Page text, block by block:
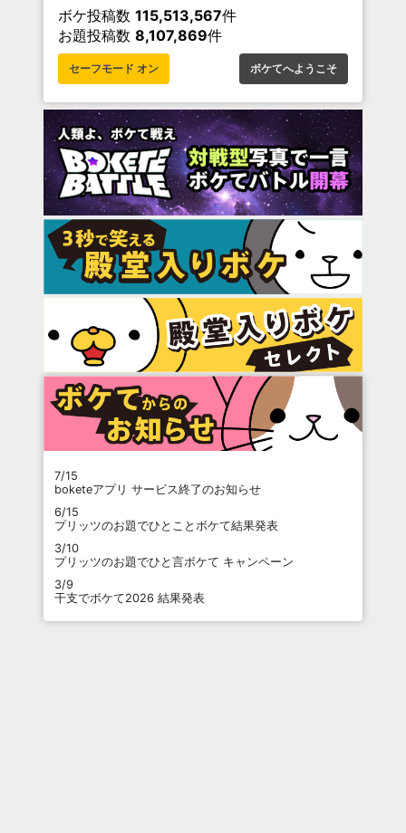
ボケ投稿数 115,513,567件
お題投稿数 8,107,869件
セーフモード オン ボケてへようこそ
7/15
boketeアプリ サービス終了のお知らせ
6/15
プリッツのお題でひとことボケて結果発表
3/10
プリッツのお題でひと言ボケて キャンペーン
3/9
干支でボケて2026 結果発表